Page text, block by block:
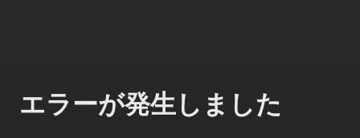
エラーが発生しました